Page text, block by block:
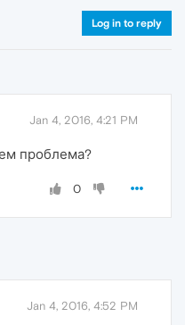
Log in to reply
Jan 4, 2016, 4:21 PM
проблема?
0
Jan 4, 2016, 4:52 PM